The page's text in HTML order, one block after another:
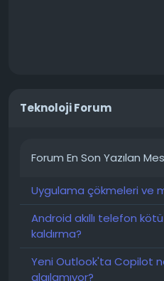
Teknoloji Forum
Forum En Son Yazılan
Uygulama çökmeleri ve
Android akıllı telefon kötü
kaldırma?
Yeni Outlook'ta Copilot
algılamıyor?